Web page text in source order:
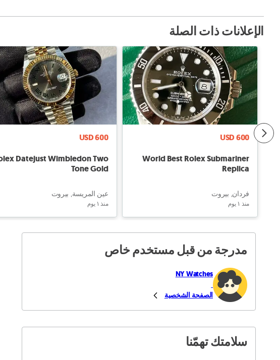
الإعلانات ذات الصلة
USD 600
Datejust Wimbledon Two
Tone Gold
عين المريسة, بيروت
منذ ١ يوم
USD 600
World Best Rolex Submariner
Replica
فردان, بيروت
منذ ١ يوم
مدرجة من قبل مستخدم خاص
NY Watches
الصفحة الشخصية
سلامتك تهمّنا